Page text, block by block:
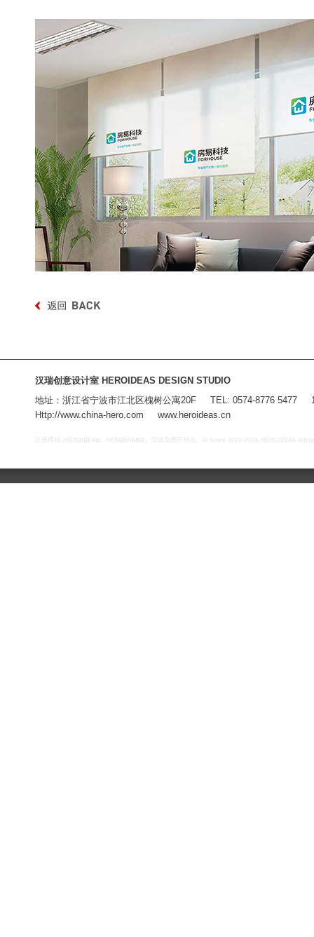
汉瑞创意设计室 HEROIDEAS DESIGN STUDIO
地址：浙江省宁波市江北区槐树公寓20F TEL: 0574-8776 5477
Http://www.china-hero.com www.heroideas.cn